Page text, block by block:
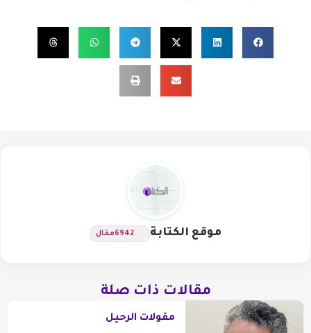
موقع الكتابة 6942مقال
مقالات ذات صلة
مقولات الرحيل